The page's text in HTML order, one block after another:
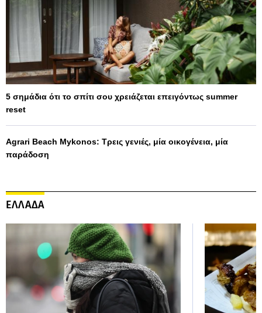
5 σημάδια ότι το σπίτι σου χρειάζεται επειγόντως summer
reset
Agrari Beach Mykonos: Τρεις γενιές, μία οικογένεια, μία
παράδοση
ΕΛΛΑΔΑ